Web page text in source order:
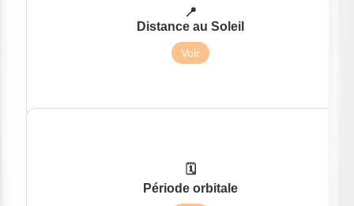
📍
Distance au Soleil
Voir
108 millions de km
🗓️
Période orbitale
225 jours terrestres